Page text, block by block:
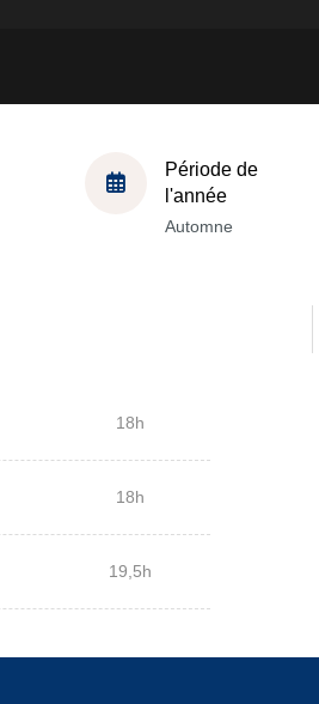
Période de
l'année
Automne
18h
18h
19,5h